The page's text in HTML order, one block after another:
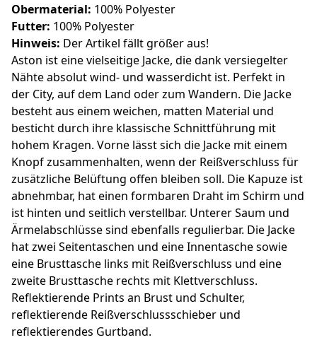
Obermaterial: 100% Polyester
Futter: 100% Polyester
Hinweis: Der Artikel fällt größer aus!
Aston ist eine vielseitige Jacke, die dank versiegelter
Nähte absolut wind- und wasserdicht ist. Perfekt in
der City, auf dem Land oder zum Wandern. Die Jacke
besteht aus einem weichen, matten Material und
besticht durch ihre klassische Schnittführung mit
hohem Kragen. Vorne lässt sich die Jacke mit einem
Knopf zusammenhalten, wenn der Reißverschluss für
zusätzliche Belüftung offen bleiben soll. Die Kapuze ist
abnehmbar, hat einen formbaren Draht im Schirm und
ist hinten und seitlich verstellbar. Unterer Saum und
Ärmelabschlüsse sind ebenfalls regulierbar. Die Jacke
hat zwei Seitentaschen und eine Innentasche sowie
eine Brusttasche links mit Reißverschluss und eine
zweite Brusttasche rechts mit Klettverschluss.
Reflektierende Prints an Brust und Schulter,
reflektierende Reißverschlussschieber und
reflektierendes Gurtband.